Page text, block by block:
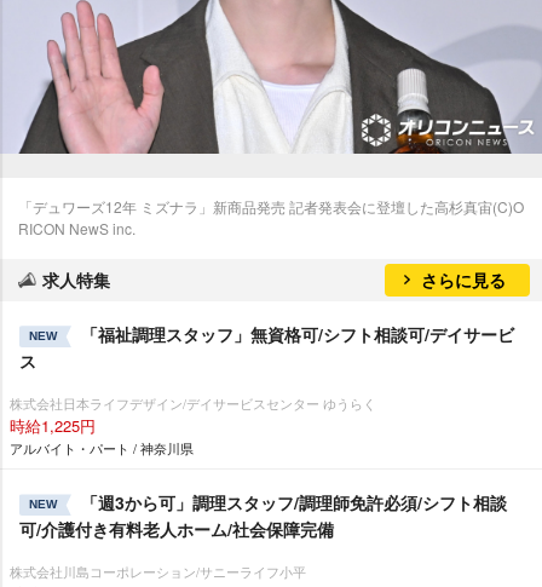
「デュワーズ12年 ミズナラ」新商品発売 記者発表会に登壇した高杉真宙(C)O
RICON NewS inc.
求人特集 さらに見る
NEW
「福祉調理スタッフ」無資格可/シフト相談可/デイサービ
ス
株式会社日本ライフデザイン/デイサービスセンター ゆうらく
時給1,225円
アルバイト・パート / 神奈川県
NEW
「週3から可」調理スタッフ/調理師免許必須/シフト相談
可/介護付き有料老人ホーム/社会保障完備
株式会社川島コーポレーション/サニーライフ小平